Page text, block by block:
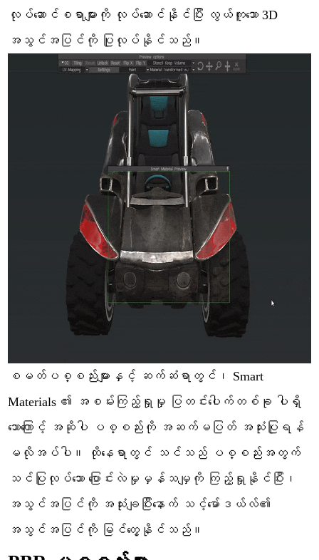
လုပ်ဆောင်စရာများကို လုပ်ဆောင်နိုင်ပြီး လွယ်ကူသော 3D
အသွင်အပြင်ကို ပြုလုပ်နိုင်သည်။
စမတ်ပစ္စည်းများနှင့် ဆက်ဆံရာတွင်၊ Smart
Materials ၏ အစမ်းကြည့်ရှုမှု ပြတင်းပေါက်တစ်ခု ပါရှိ
သောကြောင့် အဆိုပါ ပစ္စည်းကို အဆက်မပြတ် အသုံးပြုရန်
မလိုအပ်ပါ။ ထိုနေရာတွင် သင်သည် ပစ္စည်းအတွက်
သင်ပြုလုပ်သော ပြောင်းလဲမှုမှန်သမျှကို ကြည့်ရှုနိုင်ပြီး၊
အသွင်အပြင်ကို အသုံးချပြီးနောက် သင့်မော်ဒယ်လ်၏
အသွင်အပြင်ကို မြင်တွေ့နိုင်သည်။